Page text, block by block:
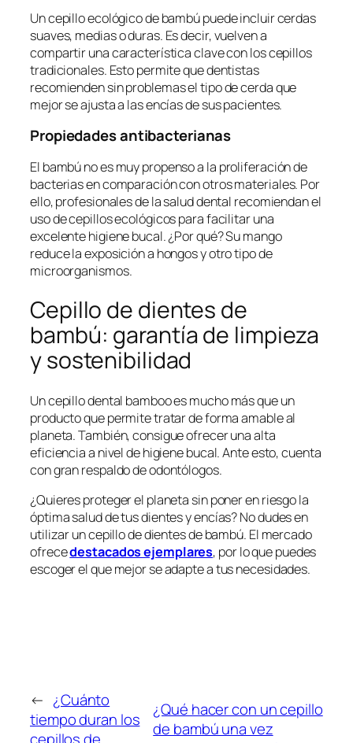
Un cepillo ecológico de bambú puede incluir cerdas
suaves, medias o duras. Es decir, vuelven a
compartir una característica clave con los cepillos
tradicionales. Esto permite que dentistas
recomienden sin problemas el tipo de cerda que
mejor se ajusta a las encías de sus pacientes.
Propiedades antibacterianas
El bambú no es muy propenso a la proliferación de
bacterias en comparación con otros materiales. Por
ello, profesionales de la salud dental recomiendan el
uso de cepillos ecológicos para facilitar una
excelente higiene bucal. ¿Por qué? Su mango
reduce la exposición a hongos y otro tipo de
microorganismos.
Cepillo de dientes de
bambú: garantía de limpieza
y sostenibilidad
Un cepillo dental bamboo es mucho más que un
producto que permite tratar de forma amable al
planeta. También, consigue ofrecer una alta
eficiencia a nivel de higiene bucal. Ante esto, cuenta
con gran respaldo de odontólogos.
¿Quieres proteger el planeta sin poner en riesgo la
óptima salud de tus dientes y encías? No dudes en
utilizar un cepillo de dientes de bambú. El mercado
ofrecedestacados ejemplares, por lo que puedes
escoger el que mejor se adapte a tus necesidades.
← ¿Cuánto
tiempo duran los
¿Qué hacer con un cepillo
de bambú una vez